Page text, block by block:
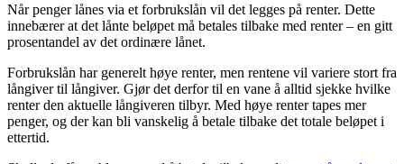
Når penger lånes via et forbrukslån vil det legges på renter. Dette
innebærer at det lånte beløpet må betales tilbake med renter – en gitt
prosentandel av det ordinære lånet.
Forbrukslån har generelt høye renter, men rentene vil variere stort fra
långiver til långiver. Gjør det derfor til en vane å alltid sjekke hvilke
renter den aktuelle långiveren tilbyr. Med høye renter tapes mer
penger, og der kan bli vanskelig å betale tilbake det totale beløpet i
ettertid.